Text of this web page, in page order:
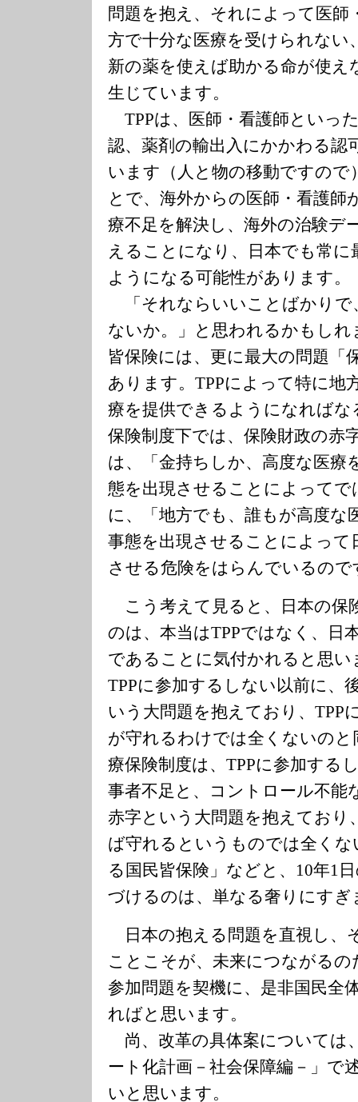
問題を抱え、それによって医師
方で十分な医療を受けられない
新の薬を使えば助かる命が使え
生じています。
TPPは、医師・看護師といっ
認、薬剤の輸出入にかかわる認
います（人と物の移動ですので
とで、海外からの医師・看護師
療不足を解決し、海外の治験デ
えることになり、日本でも常
ようになる可能性があります。
「それならいいことばかりで
ないか。」と思われるかもし
皆保険には、更に最大の問題「
あります。TPPによって特に地
療を提供できるようになればな
保険制度下では、保険財政の赤
は、「金持ちしか、高度な医療
態を出現させることによって
に、「地方でも、誰もが高度な
事態を出現させることによって
させる危険をはらんでいるので
こう考えて見ると、日本の保
のは、本当はTPPではなく、日
であることに気付かれると思い
TPPに参加するしない以前に、
いう大問題を抱えており、TPP
が守れるわけでは全くないの
療保険制度は、TPPに参加する
事者不足と、コントロール不能
赤字という大問題を抱えており
ば守れるというものでは全く
る国民皆保険」などと、10年1
づけるのは、単なる奢りにすぎ
日本の抱える問題を直視し、
ことこそが、未来につながるの
参加問題を契機に、是非国民全
ればと思います。
尚、改革の具体案については
ート化計画－社会保障編－」で
いと思います。